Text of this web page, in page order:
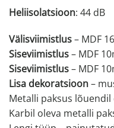
Heliisolatsioon: 44 dB
Välisviimistlus– MDF
Siseviimistlus– MDF
Siseviimistlus– MDF
Lisa dekoratsioon–
Metalli paksus lõuendil
Karbil oleva metalli